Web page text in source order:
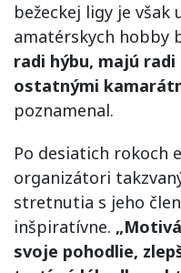
bežeckej ligy je
amatérskych hobby
radi hýbu, majú
ostatnými
poznamenal.
Po desiatich rokoch
organizátori
stretnutia s jeho
inšpiratívne.
svoje pohodlie,